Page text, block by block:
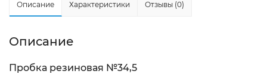
Описание Характеристики Отзывы (0)
Описание
Пробка резиновая №34,5